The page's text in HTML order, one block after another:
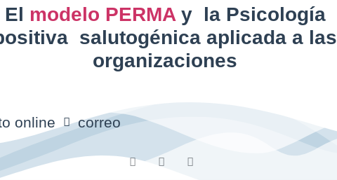
El modelo PERMAy la Psicología
salutogénica aplicada a las
organizaciones
online correo